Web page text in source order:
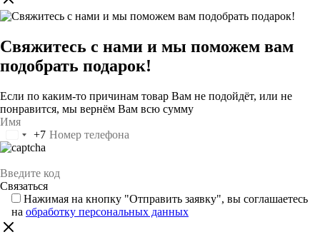
Свяжитесь с нами и мы поможем вам
подобрать подарок!
Если по каким-то причинам товар Вам не подойдёт, или не
понравится, мы вернём Вам всю сумму
Россия
+7
+7
Нажимая на кнопку "Отправить заявку", вы соглашаетесь
на обработку персональных данных